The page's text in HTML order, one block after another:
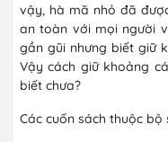
vậy, hà mã nhỏ đã
an toàn với mọi người
gần gũi nhưng biết giữ
Vậy cách giữ khoảng
biết chưa?
Các cuốn sách thuộc bộ